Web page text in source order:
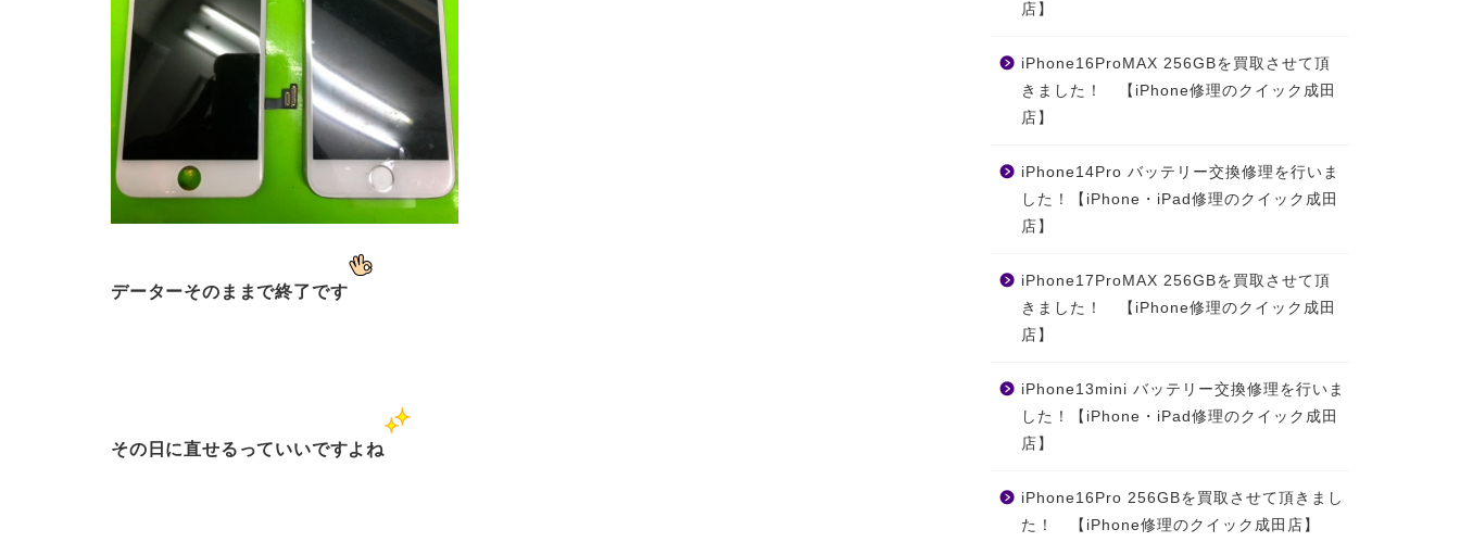
データーそのままで終了です
その日に直せるっていいですよね
店】
iPhone16ProMAX 256GBを買取させて頂
きました！ 【iPhone修理のクイック成田
店】
iPhone14Pro バッテリー交換修理を行いま
した！【iPhone・iPad修理のクイック成田
店】
iPhone17ProMAX 256GBを買取させて頂
きました！ 【iPhone修理のクイック成田
店】
iPhone13mini バッテリー交換修理を行いま
した！【iPhone・iPad修理のクイック成田
店】
iPhone16Pro 256GBを買取させて頂きまし
た！ 【iPhone修理のクイック成田店】